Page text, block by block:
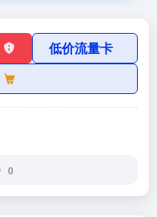
低价流量卡
0